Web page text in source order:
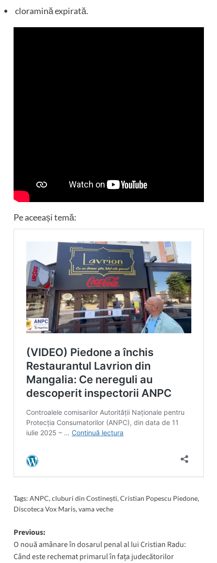
cloramină expirată.
Pe aceeași temă:
Tags: ANPC,cluburi din Costinești,Cristian Popescu Piedone,
Discoteca Vox Maris,vama veche
Post
navigation
Previous:
O nouă amânare în dosarul penal al lui Cristian Radu:
Când este rechemat primarul în fața judecătorilor